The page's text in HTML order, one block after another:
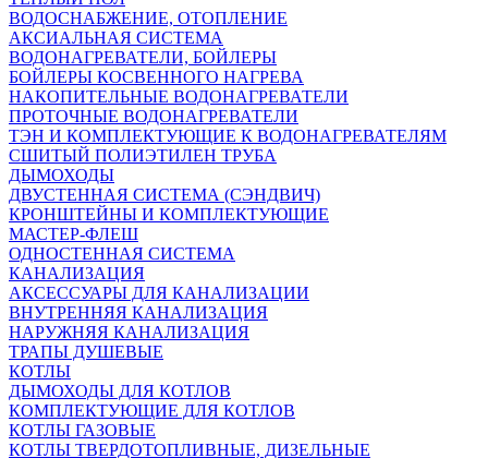
ВОДОСНАБЖЕНИЕ, ОТОПЛЕНИЕ
АКСИАЛЬНАЯ СИСТЕМА
ВОДОНАГРЕВАТЕЛИ, БОЙЛЕРЫ
БОЙЛЕРЫ КОСВЕННОГО НАГРЕВА
НАКОПИТЕЛЬНЫЕ ВОДОНАГРЕВАТЕЛИ
ПРОТОЧНЫЕ ВОДОНАГРЕВАТЕЛИ
ТЭН И КОМПЛЕКТУЮЩИЕ К ВОДОНАГРЕВАТЕЛЯМ
СШИТЫЙ ПОЛИЭТИЛЕН ТРУБА
ДЫМОХОДЫ
ДВУСТЕННАЯ СИСТЕМА (СЭНДВИЧ)
КРОНШТЕЙНЫ И КОМПЛЕКТУЮЩИЕ
МАСТЕР-ФЛЕШ
ОДНОСТЕННАЯ СИСТЕМА
КАНАЛИЗАЦИЯ
АКСЕССУАРЫ ДЛЯ КАНАЛИЗАЦИИ
ВНУТРЕННЯЯ КАНАЛИЗАЦИЯ
НАРУЖНЯЯ КАНАЛИЗАЦИЯ
ТРАПЫ ДУШЕВЫЕ
КОТЛЫ
ДЫМОХОДЫ ДЛЯ КОТЛОВ
КОМПЛЕКТУЮЩИЕ ДЛЯ КОТЛОВ
КОТЛЫ ГАЗОВЫЕ
КОТЛЫ ТВЕРДОТОПЛИВНЫЕ, ДИЗЕЛЬНЫЕ